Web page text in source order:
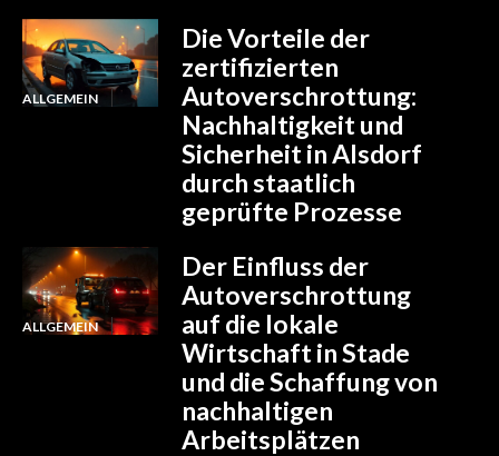
ALLGEMEIN
Die Vorteile der
zertifizierten
Autoverschrottung:
Nachhaltigkeit und
Sicherheit in Alsdorf
durch staatlich
geprüfte Prozesse
ALLGEMEIN
Der Einfluss der
Autoverschrottung
auf die lokale
Wirtschaft in Stade
und die Schaffung von
nachhaltigen
Arbeitsplätzen